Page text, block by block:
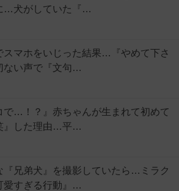
…犬がしていた『…
スマホをいじった結果…『やめて下さ
い声で『文句…
で…！？』赤ちゃんが生まれて初めて
』した理由…平…
『兄弟犬』を撮影していたら…ミラク
愛すぎる行動』…